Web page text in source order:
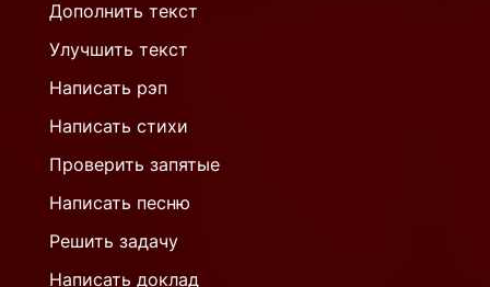
Дополнить текст
Улучшить текст
Написать рэп
Написать стихи
Проверить запятые
Написать песню
Решить задачу
Написать доклад